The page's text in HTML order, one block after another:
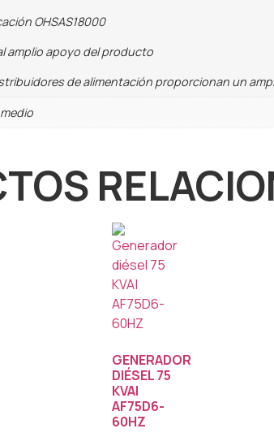
OHSAS18000
amplio apoyo del producto
de alimentación proporcionan un
GENERADOR
DIÉSEL 75
KVA|
AF75D6-
60HZ